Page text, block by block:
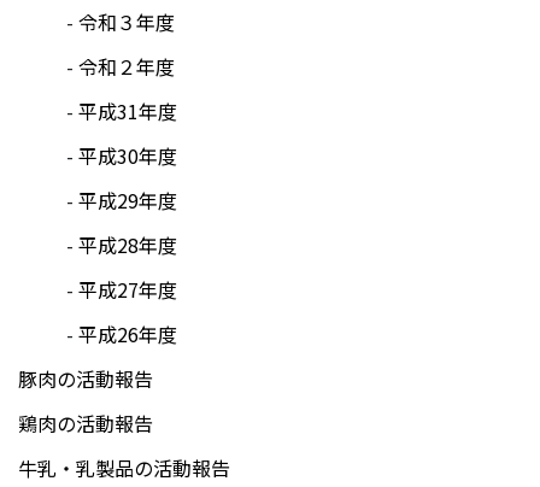
令和３年度
令和２年度
平成31年度
平成30年度
平成29年度
平成28年度
平成27年度
平成26年度
豚肉の活動報告
鶏肉の活動報告
牛乳・乳製品の活動報告